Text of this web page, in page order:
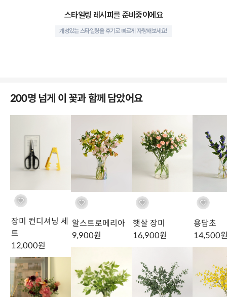
[STEP01
줄기의 1/2 지점보다 위에서 가시 제거기 사이로 줄기를 넣어
잎과 가시를 동시에 위에서 아래 방향으로 훑어 내려줍니다.
스타일링 레시피를 준비중이에요
개성있는 스타일링을 후기로 빠르게 자랑해보세요!
200명 넘게 이 꽃과 함께 담았어요
장미 컨디셔닝 세
트
12,000원
알스트로메리아
9,900원
햇살 장미
16,900원
용담초
14,500